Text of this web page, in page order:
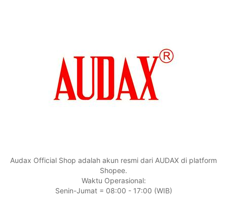
Audax Official Shop adalah akun resmi dari AUDAX di platform
Shopee.
Waktu Operasional:
Senin-Jumat = 08:00 - 17:00 (WIB)